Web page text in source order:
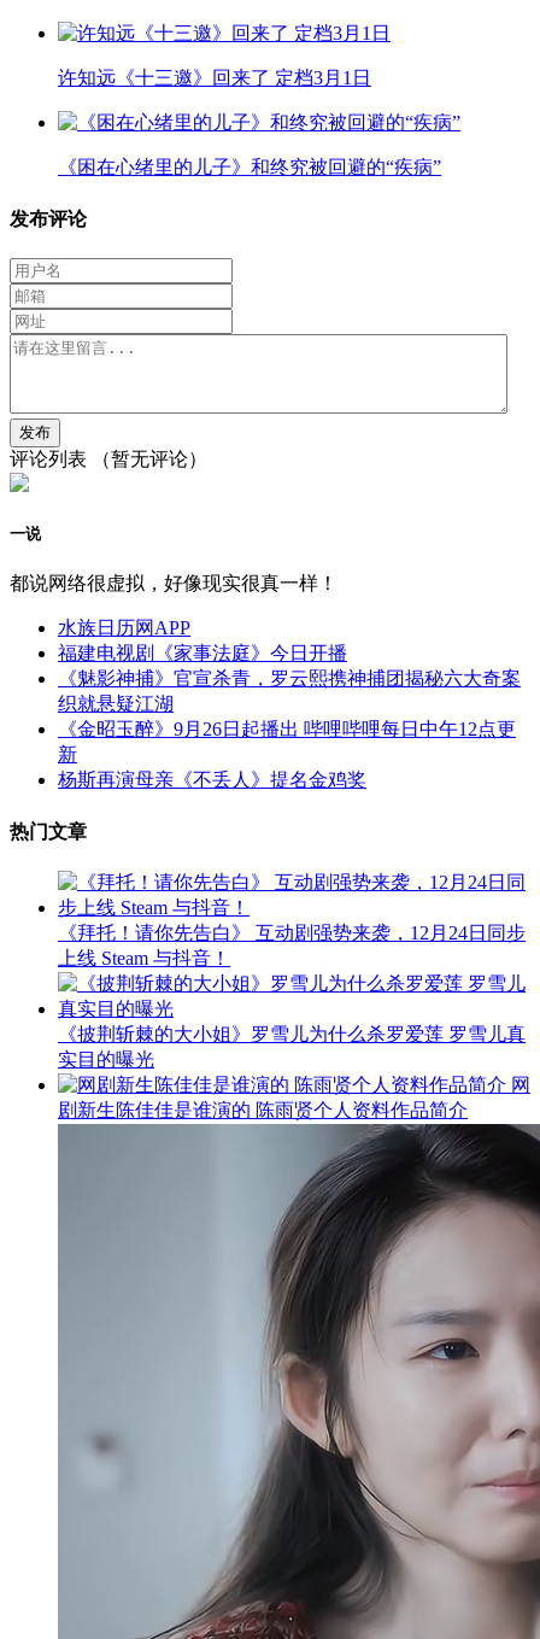
许知远《十三邀》回来了 定档3月1日
《困在心绪里的儿子》和终究被回避的“疾病”
发布评论
评论列表 （暂无评论）
一说
都说网络很虚拟，好像现实很真一样！
水族日历网APP
福建电视剧《家事法庭》今日开播
《魅影神捕》官宣杀青，罗云熙携神捕团揭秘六大奇案
织就悬疑江湖
《金昭玉醉》9月26日起播出 哔哩哔哩每日中午12点更
新
杨斯再演母亲《不丢人》提名金鸡奖
热门文章
《拜托！请你先告白》 互动剧强势来袭，12月24日同步
上线 Steam 与抖音！
《披荆斩棘的大小姐》罗雪儿为什么杀罗爱莲 罗雪儿真
实目的曝光
网
剧新生陈佳佳是谁演的 陈雨贤个人资料作品简介